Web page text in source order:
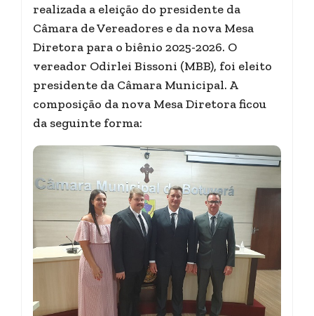
realizada a eleição do presidente da
Câmara de Vereadores e da nova Mesa
Diretora para o biênio 2025-2026. O
vereador Odirlei Bissoni (MBB), foi eleito
presidente da Câmara Municipal. A
composição da nova Mesa Diretora ficou
da seguinte forma: